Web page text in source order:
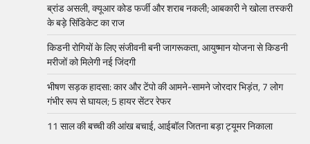
ब्रांड असली, क्यूआर कोड फर्जी और शराब नकली; आबकारी ने खोला तस्करी
के बड़े सिंडिकेट का राज
किडनी रोगियों के लिए संजीवनी बनी जागरूकता, आयुष्मान योजना से किडनी
मरीजों को मिलेगी नई जिंदगी
भीषण सड़क हादसा: कार और टेंपो की आमने-सामने जोरदार भिड़ंत, 7 लोग
गंभीर रूप से घायल; 5 हायर सेंटर रेफर​
11 साल की बच्ची की आंख बचाई, आईबॉल जितना बड़ा ट्यूमर निकाला